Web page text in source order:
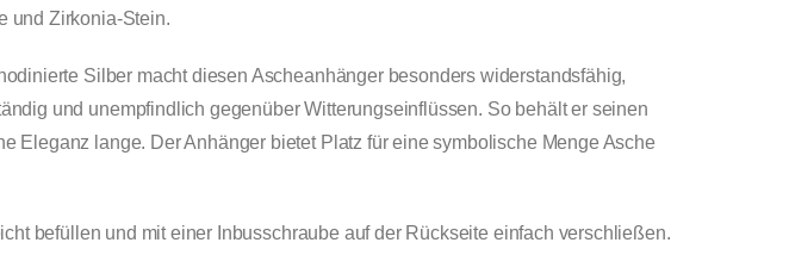
und Zirkonia-Stein.
Silber macht diesen Ascheanhänger besonders widerstandsfähig,
und unempfindlich gegenüber Witterungseinflüssen. So behält er seinen
Eleganz lange. Der Anhänger bietet Platz für eine symbolische Menge Asche
befüllen und mit einer Inbusschraube auf der Rückseite einfach verschließen.